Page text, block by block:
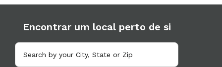
Encontrar um local perto de si